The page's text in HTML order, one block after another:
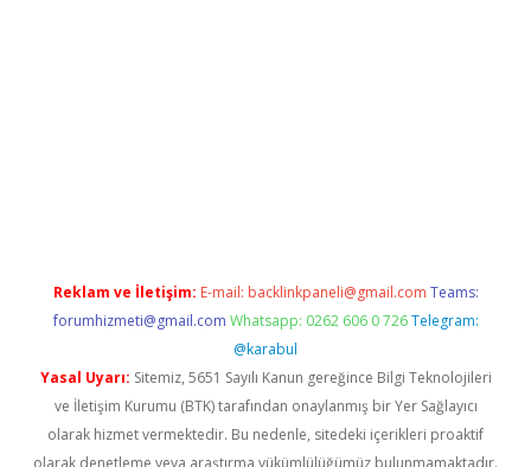
Reklam ve İletişim: E-mail: backlinkpaneli@gmail.com Teams:
forumhizmeti@gmail.com Whatsapp: 0262 606 0 726 Telegram:
@karabul
Yasal Uyarı: Sitemiz, 5651 Sayılı Kanun gereğince Bilgi Teknolojileri
ve İletişim Kurumu (BTK) tarafından onaylanmış bir Yer Sağlayıcı
olarak hizmet vermektedir. Bu nedenle, sitedeki içerikleri proaktif
olarak denetleme veya araştırma yükümlülüğümüz bulunmamaktadır.